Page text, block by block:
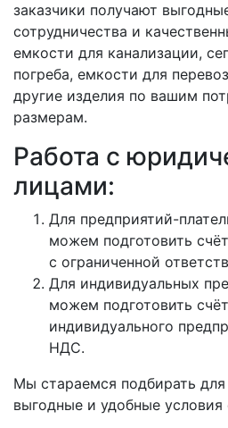
заказчики получают
сотрудничества и
емкости для канализации,
погреба, емкости для
другие изделия по вашим
размерам.
Работа с
лицами:
Для предприятий-
можем подготовить
с ограниченной
Для индивидуальных
можем подготовить
индивидуального
НДС.
Мы стараемся подбирать для
выгодные и удобные условия